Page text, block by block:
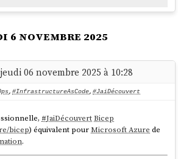
6 novembre 2025
06 novembre 2025 à 10:28
, #InfrastructureAsCode, #JaiDécouvert
#JaiDécouvert Bicep
bicep) équivalent pourMicrosoft Azurede
.